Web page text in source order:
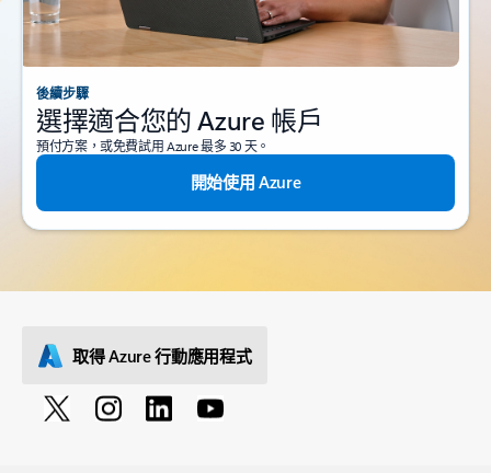
後續步驟
選擇適合您的 Azure 帳戶
預付方案，或免費試用 Azure 最多 30 天。
開始使用 Azure
取得 Azure 行動應用程式